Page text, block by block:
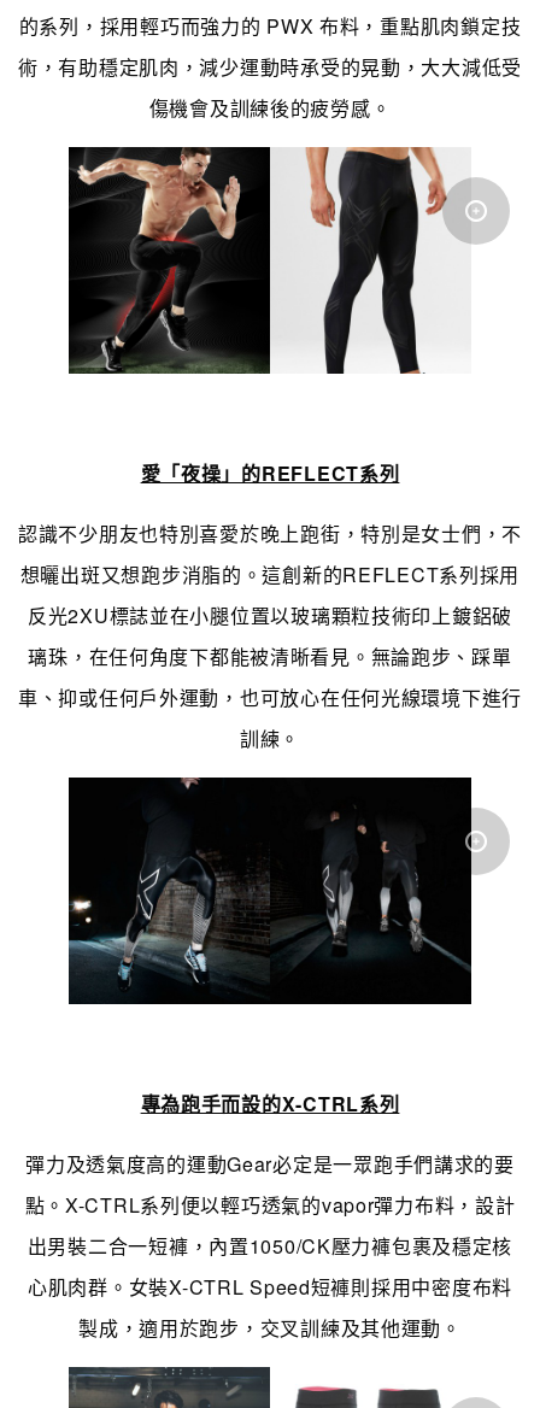
的系列，採用輕巧而強力的 PWX 布料，重點肌肉鎖定技
術，有助穩定肌肉，減少運動時承受的晃動，大大減低受
傷機會及訓練後的疲勞感。
愛「夜操」的REFLECT系列
認識不少朋友也特別喜愛於晚上跑街，特別是女士們，不
想曬出斑又想跑步消脂的。這創新的REFLECT系列採用
反光2XU標誌並在小腿位置以玻璃顆粒技術印上鍍鋁破
璃珠，在任何角度下都能被清晰看見。無論跑步、踩單
車、抑或任何戶外運動，也可放心在任何光線環境下進行
訓練。
專為跑手而設的X-CTRL系列
彈力及透氣度高的運動Gear必定是一眾跑手們講求的要
點。X-CTRL系列便以輕巧透氣的vapor彈力布料，設計
出男裝二合一短褲，內置1050/CK壓力褲包裹及穩定核
心肌肉群。女裝X-CTRL Speed短褲則採用中密度布料
製成，適用於跑步，交叉訓練及其他運動。